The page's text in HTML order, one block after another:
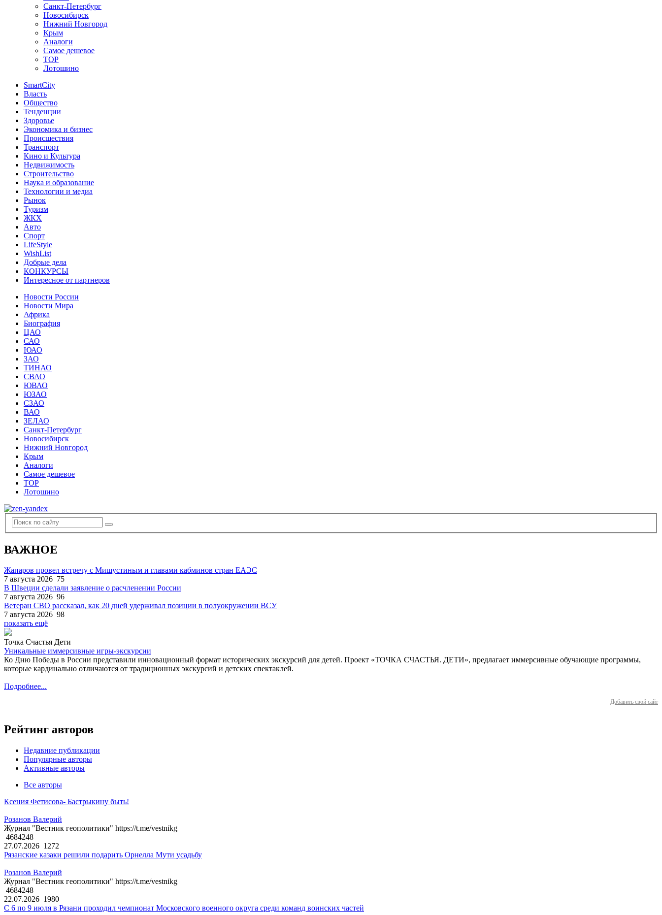
Санкт-Петербург
Новосибирск
Нижний Новгород
Крым
Аналоги
Самое дешевое
TOP
Лотошино
SmartCity
Власть
Общество
Тенденции
Здоровье
Экономика и бизнес
Происшествия
Транспорт
Кино и Культура
Недвижимость
Строительство
Наука и образование
Технологии и медиа
Рынок
Туризм
ЖКХ
Авто
Спорт
LifeStyle
WishList
Добрые дела
КОНКУРСЫ
Интересное от партнеров
Новости России
Новости Мира
Африка
Биография
ЦАО
САО
ЮАО
ЗАО
ТИНАО
СВАО
ЮВАО
ЮЗАО
СЗАО
ВАО
ЗЕЛАО
Санкт-Петербург
Новосибирск
Нижний Новгород
Крым
Аналоги
Самое дешевое
TOP
Лотошино
ВАЖНОЕ
Жапаров провел встречу с Мишустиным и главами кабминов стран ЕАЭС
7 августа 2026 75
В Швеции сделали заявление о расчленении России
7 августа 2026 96
Ветеран СВО рассказал, как 20 дней удерживал позиции в полуокружении ВСУ
7 августа 2026 98
показать ещё
Точка Счастья Дети
Уникальные иммерсивные игры-экскурсии
Ко Дню Победы в России представили инновационный формат исторических экскурсий для детей. Проект «ТОЧКА СЧАСТЬЯ. ДЕТИ», предлагает иммерсивные обучающие программы,
которые кардинально отличаются от традиционных экскурсий и детских спектаклей.
Подробнее...
Добавить свой сайт
Рейтинг авторов
Недавние публикации
Популярные авторы
Активные авторы
Все авторы
Ксения Фетисова- Бастрыкину быть!
Розанов Валерий
Журнал "Вестник геополитики" https://t.me/vestnikg
4684248
27.07.2026 1272
Рязанские казаки решили подарить Орнелла Мути усадьбу
Розанов Валерий
Журнал "Вестник геополитики" https://t.me/vestnikg
4684248
22.07.2026 1980
С 6 по 9 июля в Рязани проходил чемпионат Московского военного округа среди команд воинских частей